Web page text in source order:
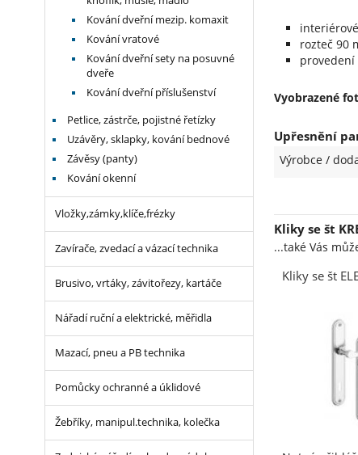
rozteč 90
provedení
Vyobrazené
Upřesnění
Výrobce /
Kliky se št
...také Vás
Kliky se št
Kování dveřní mezip. komaxit
Kování vratové
Kování dveřní sety na posuvné
dveře
Kování dveřní příslušenství
Petlice, zástrče, pojistné řetízky
Uzávěry, sklapky, kování bednové
Závěsy (panty)
Kování okenní
Vložky,zámky,klíče,frézky
Zavírače, zvedací a vázací technika
Brusivo, vrtáky, závitořezy, kartáče
Nářadí ruční a elektrické, měřidla
Mazací, pneu a PB technika
Pomůcky ochranné a úklidové
Žebříky, manipul.technika, kolečka